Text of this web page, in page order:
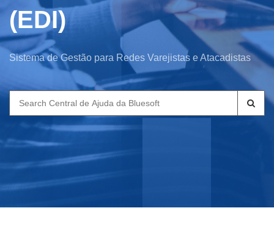
(EDI)
Sistema de Gestão para Redes Varejistas e Atacadistas
Search
for: